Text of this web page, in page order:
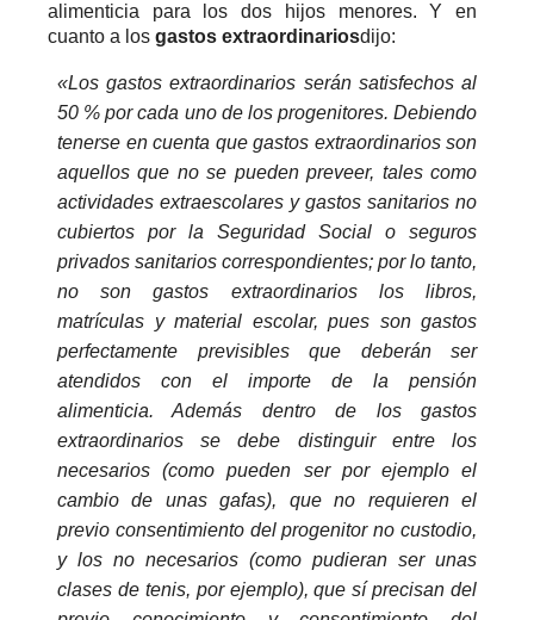
alimenticia para los dos hijos menores. Y en
cuanto a los gastos extraordinariosdijo:
«Los gastos extraordinarios serán satisfechos al
50 % por cada uno de los progenitores. Debiendo
tenerse en cuenta que gastos extraordinarios son
aquellos que no se pueden preveer, tales como
actividades extraescolares y gastos sanitarios no
cubiertos por la Seguridad Social o seguros
privados sanitarios correspondientes; por lo tanto,
no son gastos extraordinarios los libros,
matrículas y material escolar, pues son gastos
perfectamente previsibles que deberán ser
atendidos con el importe de la pensión
alimenticia. Además dentro de los gastos
extraordinarios se debe distinguir entre los
necesarios (como pueden ser por ejemplo el
cambio de unas gafas), que no requieren el
previo consentimiento del progenitor no custodio,
y los no necesarios (como pudieran ser unas
clases de tenis, por ejemplo), que sí precisan del